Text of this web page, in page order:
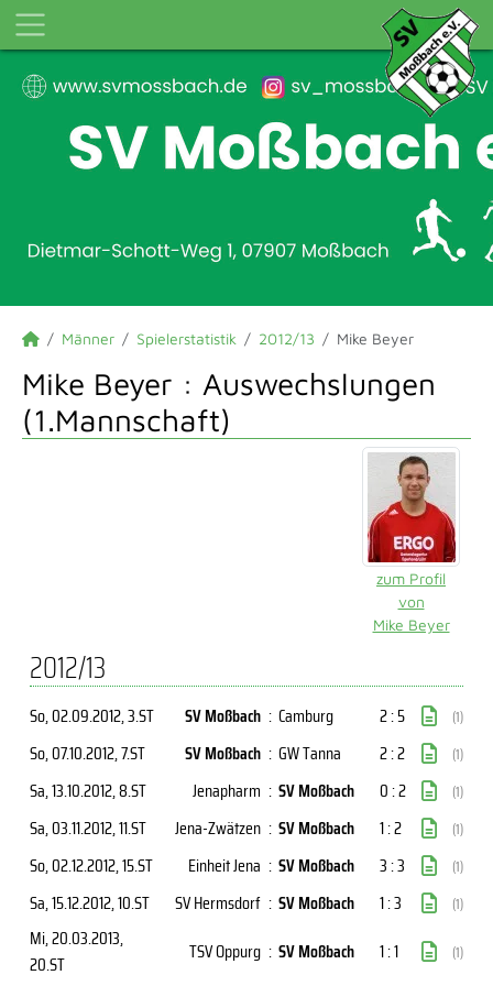
Männer Spielerstatistik 2012/13 Mike Beyer
Mike Beyer : Auswechslungen
(1.Mannschaft)
zum Profil
von
Mike Beyer
2012/13
So, 02.09.2012, 3.ST SV Moßbach : Camburg 2 : 5 (1)
So, 07.10.2012, 7.ST SV Moßbach : GW Tanna 2 : 2 (1)
Sa, 13.10.2012, 8.ST Jenapharm : SV Moßbach 0 : 2 (1)
Sa, 03.11.2012, 11.ST Jena-Zwätzen : SV Moßbach 1 : 2 (1)
So, 02.12.2012, 15.ST Einheit Jena : SV Moßbach 3 : 3 (1)
Sa, 15.12.2012, 10.ST SV Hermsdorf : SV Moßbach 1 : 3 (1)
Mi, 20.03.2013,
20.ST
TSV Oppurg : SV Moßbach 1 : 1 (1)